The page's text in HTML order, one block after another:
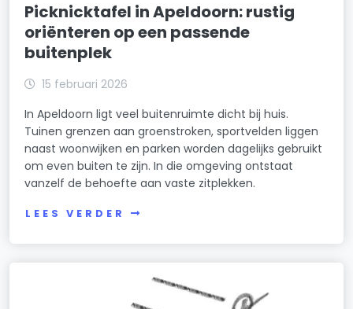
Picknicktafel in Apeldoorn: rustig
oriënteren op een passende
buitenplek
15 februari 2026
In Apeldoorn ligt veel buitenruimte dicht bij huis.
Tuinen grenzen aan groenstroken, sportvelden liggen
naast woonwijken en parken worden dagelijks gebruikt
om even buiten te zijn. In die omgeving ontstaat
vanzelf de behoefte aan vaste zitplekken.
LEES VERDER